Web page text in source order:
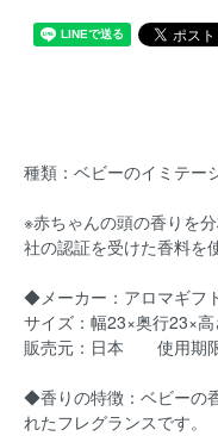
種類：ベビーのイミテ
※赤ちゃんの頭の香りを
社の認証を受けた香料を
◆メーカー：アロマギフ
サイズ：幅23×奥行23×
販売元：日本 使用期限
◆香りの特徴：ベビーの
れたフレグランスです。